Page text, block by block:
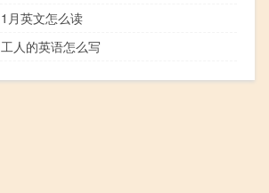
1月英文怎么读
工人的英语怎么写